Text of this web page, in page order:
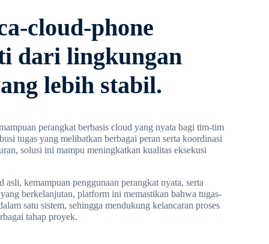
cloud-phone
dari lingkungan
lebih stabil.
perangkat berbasis cloud yang nyata bagi tim-tim
tugas yang melibatkan berbagai peran serta koordinasi
solusi ini mampu meningkatkan kualitas eksekusi
kemampuan penggunaan perangkat nyata, serta
berkelanjutan, platform ini memastikan bahwa tugas-
satu sistem, sehingga mendukung kelancaran proses
tahap proyek.